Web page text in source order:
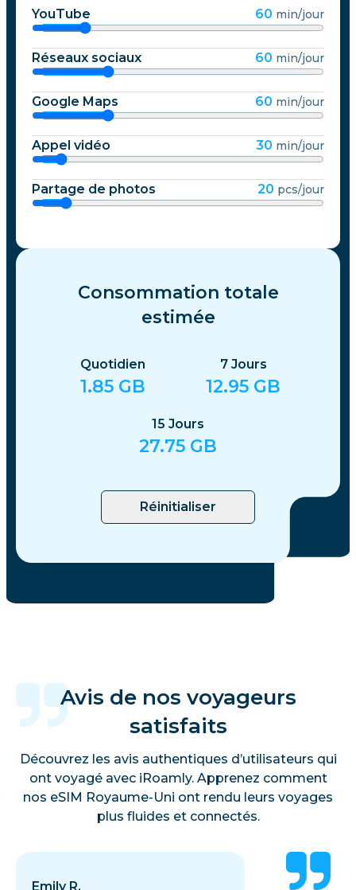
YouTube 60 min/jour
Réseaux sociaux 60 min/jour
Google Maps 60 min/jour
Appel vidéo 30 min/jour
Partage de photos 20 pcs/jour
Consommation totale
estimée
Quotidien
1.85 GB
7 Jours
12.95 GB
15 Jours
27.75 GB
Réinitialiser
Avis de nos voyageurs
satisfaits
Découvrez les avis authentiques d’utilisateurs qui
ont voyagé avec iRoamly. Apprenez comment
nos eSIM Royaume-Uni ont rendu leurs voyages
plus fluides et connectés.
Emily R.